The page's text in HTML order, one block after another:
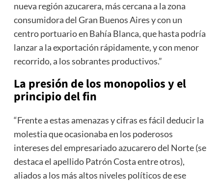
nueva región azucarera, más cercana a la zona
consumidora del Gran Buenos Aires y con un
centro portuario en Bahía Blanca, que hasta podría
lanzar a la exportación rápidamente, y con menor
recorrido, a los sobrantes productivos.”
La presión de los monopolios y el
principio del fin
“Frente a estas amenazas y cifras es fácil deducir la
molestia que ocasionaba en los poderosos
intereses del empresariado azucarero del Norte (se
destaca el apellido Patrón Costa entre otros),
aliados a los más altos niveles políticos de ese